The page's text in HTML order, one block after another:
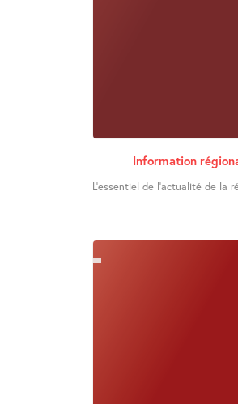
Information
L’essentiel de l’actualité de la